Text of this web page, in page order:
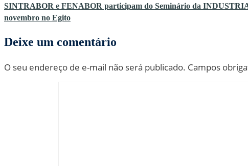
SINTRABOR e FENABOR participam do Seminário da
novembro no Egito
Deixe um comentário
O seu endereço de e-mail não será publicado. Campos